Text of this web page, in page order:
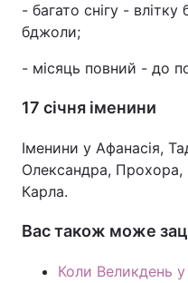
- багато снігу -
бджоли;
- місяць повний - до
17 січня іменини
Іменини у Афанасія,
Олександра, Прохора,
Карла.
Вас також може
Коли Великдень